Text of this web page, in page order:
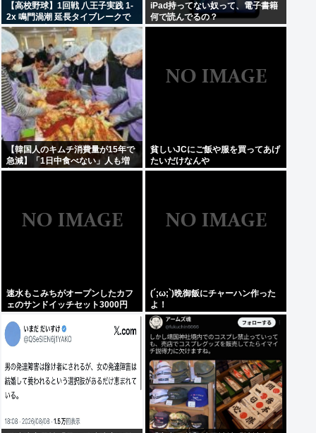
【高校野球】1回戦 八王子実践 1-
2x 鳴門渦潮 延長タイブレークで
サヨナラ勝ち 鳴門渦潮として甲子
園1勝
iPad持ってない奴って、電子書籍
何で読んでるの？
【韓国人のキムチ消費量が15年で
急減】「1日中食べない」人も増
加
貧しいJCにご飯や服を買ってあげ
たいだけなんや
速水もこみちがオープンしたカフ
ェのサンドイッチセット3000円
(´;ω;`)晩御飯にチャーハン作った
よ！